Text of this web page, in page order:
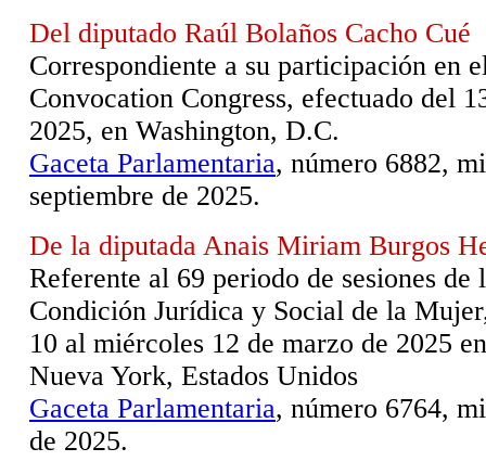
Del diputado Raúl Bolaños Cacho Cué
Correspondiente a su participación en
Convocation Congress, efectuado del
2025, en Washington, D.C.
Gaceta Parlamentaria, número 6882,
septiembre de 2025.
De la diputada Anais Miriam Burgos
Referente al 69 periodo de sesiones de
Condición Jurídica y Social de la
10 al miércoles 12 de marzo de 2025
Nueva York, Estados Unidos
Gaceta Parlamentaria, número 6764,
de 2025.